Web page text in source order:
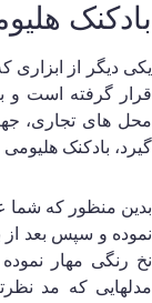
دیگر از ابزاری
گرفته است و
های تجاری،
بادکنک هلیومی
منظور که شما
و سپس بعد از
رنگی مهار
که مد